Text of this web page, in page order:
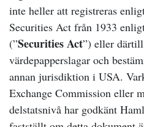
inte heller att registreras
Securities Act från 1933
(”Securities Act”) eller
värdepapperslagar och
annan jurisdiktion i USA.
Exchange Commission eller
delstatsnivå har godkänt